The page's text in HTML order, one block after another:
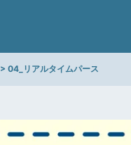
> 04_リアルタイムパース